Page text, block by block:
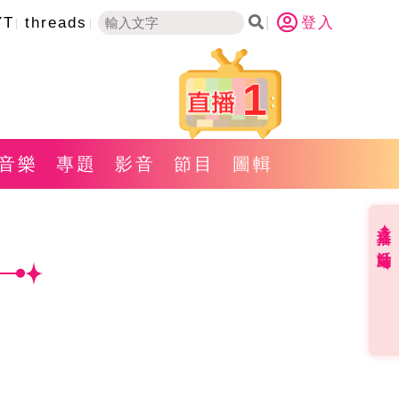
threads 登入
1
樂 專題 影音 節目 圖輯
直播✦活動